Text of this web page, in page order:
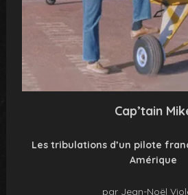
Cap’tain
Les tribulations d’un pilote
Amérique
par Jean-Noël